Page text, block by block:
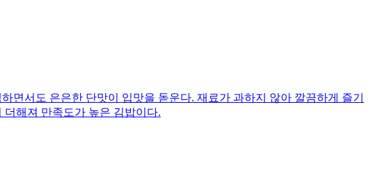
서도 은은한 단맛이 입맛을 돋운다. 재료가 과하지 않아 깔끔하게 즐기
해져 만족도가 높은 김밥이다.